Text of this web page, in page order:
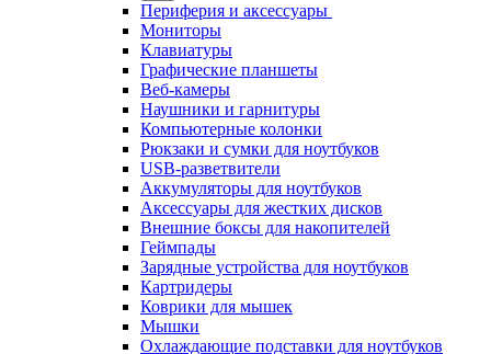
Периферия и аксессуары
Мониторы
Клавиатуры
Графические планшеты
Веб-камеры
Наушники и гарнитуры
Компьютерные колонки
Рюкзаки и сумки для ноутбуков
USB-разветвители
Аккумуляторы для ноутбуков
Аксессуары для жестких дисков
Внешние боксы для накопителей
Геймпады
Зарядные устройства для ноутбуков
Картридеры
Коврики для мышек
Мышки
Охлаждающие подставки для ноутбуков